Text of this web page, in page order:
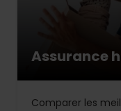
Assurance
Comparer les